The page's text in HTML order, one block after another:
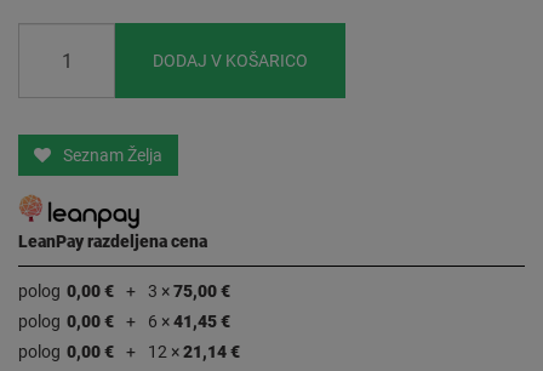
DODAJ V KOŠARICO
Seznam Želja
LeanPay razdeljena cena
polog 0,00 € 3 ×75,00 €
polog 0,00 € 6 ×41,45 €
polog 0,00 € 12 ×21,14 €